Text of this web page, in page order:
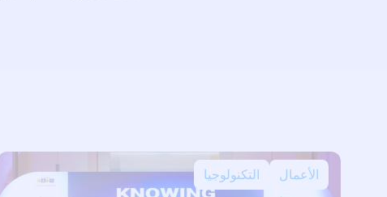
الأعمال التكنولوجيا